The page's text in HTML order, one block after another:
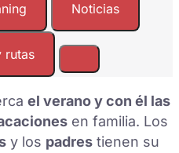
Noticias
rutas
el verano y con él las
en familia. Los
y los padres tienen su